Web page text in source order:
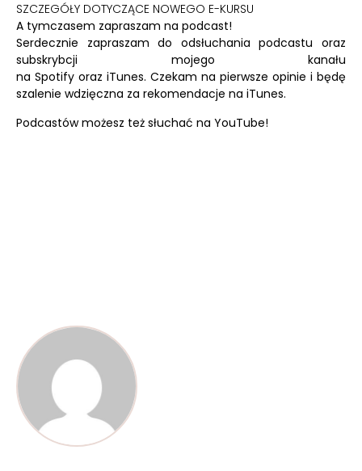
SZCZEGÓŁY DOTYCZĄCE NOWEGO E-KURSU
A tymczasem zapraszam na podcast!
Serdecznie zapraszam do odsłuchania podcastu oraz
subskrybcji mojego kanału
na Spotify oraz iTunes. Czekam na pierwsze opinie i będę
szalenie wdzięczna za rekomendacje na iTunes.
Podcastów możesz też słuchać na YouTube!